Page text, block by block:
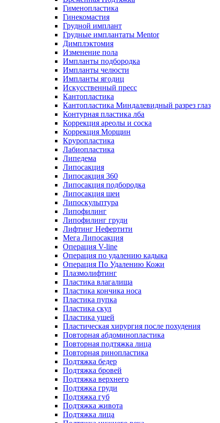
Гименопластика
Гинекомастия
Грудной имплант
Грудные имплантаты Mentor
Димплэктомия
Изменение пола
Импланты подбородка
Импланты челюсти
Импланты ягодиц
Искусственный пресс
Кантопластика
Кантопластика Миндалевидный разрез глаз
Контурная пластика лба
Коррекция ареолы и соска
Коррекция Морщин
Круропластика
Лабиопластика
Липедема
Липосакция
Липосакция 360
Липосакция подбородка
Липосакция шеи
Липоскульптура
Липофилинг
Липофилинг груди
Лифтинг Нефертити
Мега Липосакция
Операция V-line
Операция по удалению кадыка
Операция По Удалению Кожи
Плазмолифтинг
Пластика влагалища
Пластика кончика носа
Пластика пупка
Пластика скул
Пластика ушей
Пластическая хирургия после похудения
Повторная абдоминопластика
Повторная подтяжка лица
Повторная ринопластика
Подтяжка бедер
Подтяжка бровей
Подтяжка верхнего
Подтяжка груди
Подтяжка губ
Подтяжка живота
Подтяжка лица